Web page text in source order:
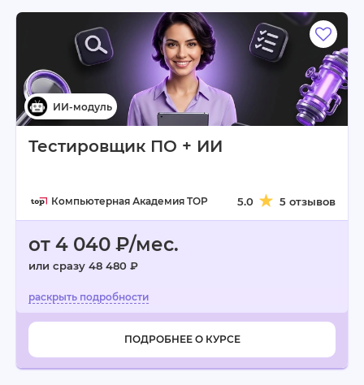
Тестировщик ПО + ИИ
Компьютерная Академия TOP 5.0 5 отзывов
от 4 040 ₽/мес.
или сразу 48 480 ₽
ПОДРОБНЕЕ О КУРСЕ